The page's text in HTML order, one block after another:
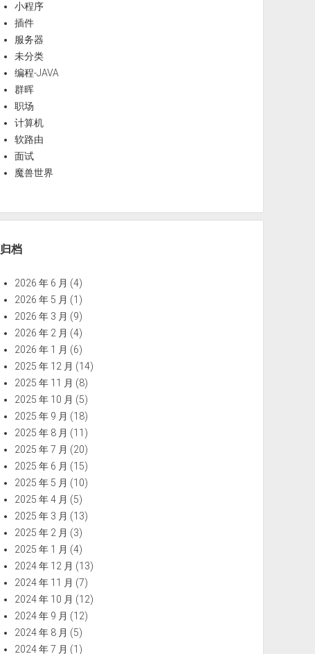
小程序
插件
服务器
未分类
编程-JAVA
群晖
职场
计算机
软路由
面试
魔兽世界
归档
2026 年 6 月 (4)
2026 年 5 月 (1)
2026 年 3 月 (9)
2026 年 2 月 (4)
2026 年 1 月 (6)
2025 年 12 月 (14)
2025 年 11 月 (8)
2025 年 10 月 (5)
2025 年 9 月 (18)
2025 年 8 月 (11)
2025 年 7 月 (20)
2025 年 6 月 (15)
2025 年 5 月 (10)
2025 年 4 月 (5)
2025 年 3 月 (13)
2025 年 2 月 (3)
2025 年 1 月 (4)
2024 年 12 月 (13)
2024 年 11 月 (7)
2024 年 10 月 (12)
2024 年 9 月 (12)
2024 年 8 月 (5)
2024 年 7 月 (1)